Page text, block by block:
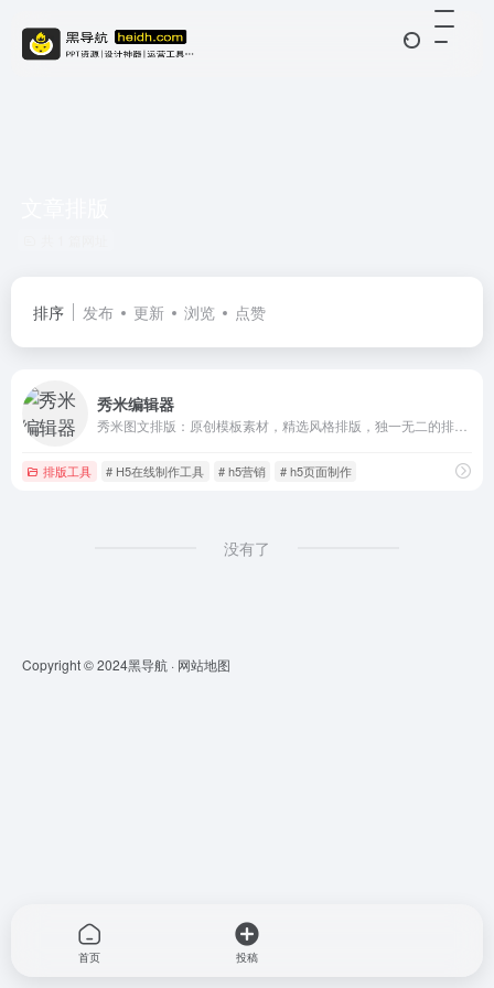
排序 发布 更新 浏览 点赞
秀米编辑器
排版工具 # H5在线制作工具 # h5营销 # h5页面制作
没有了
Copyright © 2024黑导航 · 网站地图
首页 投稿